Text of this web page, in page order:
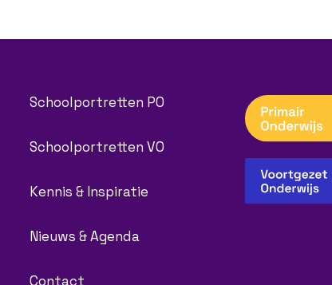
Schoolportretten PO
Schoolportretten VO
Kennis & Inspiratie
Nieuws & Agenda
Contact